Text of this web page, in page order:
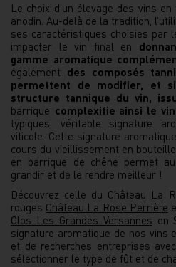
Le choix d’un élevage des vins
anodin. Au-delà de la tradition,
ses caractéristiques choisies par
impacter le vin final en
gamme aromatique
également des composés
permettent de modifier, et
structure tannique du vin,
barrique complexifie ainsi le vin
typiques, véritable signature
viticole. Cette signature
cours du vieillissement en
en barrique de chêne permet
grandir et de le rendre meilleur !
Découvrez celle du Château La
rouges Château La Rose Perrière
Clos Les Grandes Versannes en
signature aromatique de nos vins
et de recherches entreprises
sélectionner le type de fût et de